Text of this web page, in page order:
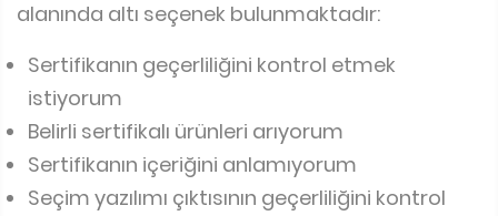
alanında altı seçenek bulunmaktadır:
Sertifikanın geçerliliğini kontrol etmek
istiyorum
Belirli sertifikalı ürünleri arıyorum
Sertifikanın içeriğini anlamıyorum
Seçim yazılımı çıktısının geçerliliğini kontrol